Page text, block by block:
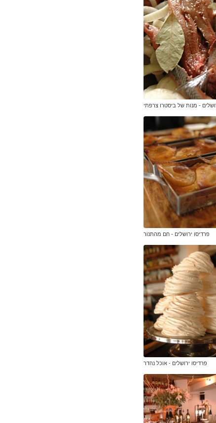
- מנות של ביסטרו צרפתי
פרדיסו ירושלים - חם מהתנור
פרדיסו ירושלים - אוכל נהדר